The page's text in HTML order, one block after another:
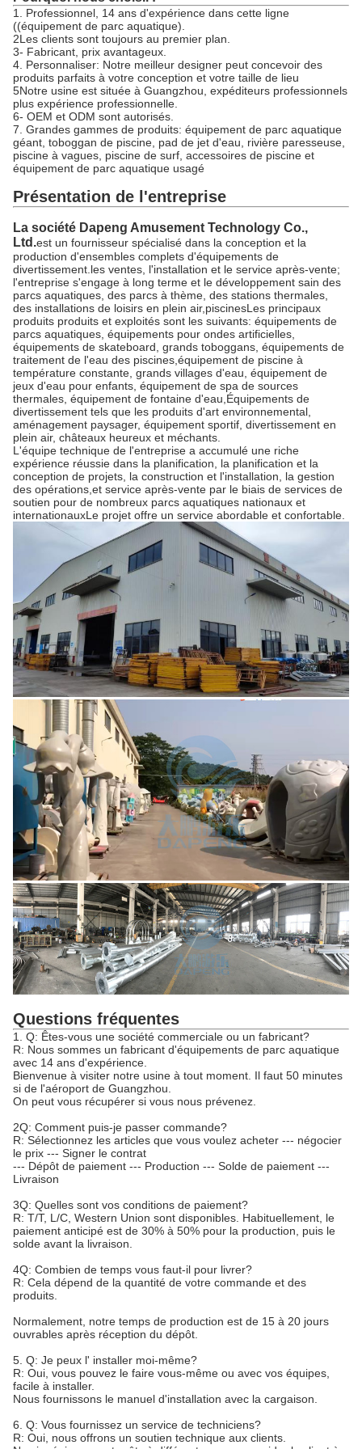
1. Professionnel, 14 ans d'expérience dans cette ligne
((équipement de parc aquatique).
2Les clients sont toujours au premier plan.
3- Fabricant, prix avantageux.
4. Personnaliser: Notre meilleur designer peut concevoir des
produits parfaits à votre conception et votre taille de lieu
5Notre usine est située à Guangzhou, expéditeurs professionnels
plus expérience professionnelle.
6- OEM et ODM sont autorisés.
7. Grandes gammes de produits: équipement de parc aquatique
géant, toboggan de piscine, pad de jet d'eau, rivière paresseuse,
piscine à vagues, piscine de surf, accessoires de piscine et
équipement de parc aquatique usagé
Présentation de l'entreprise
La société Dapeng Amusement Technology Co.,
Ltd.est un fournisseur spécialisé dans la conception et la
production d'ensembles complets d'équipements de
divertissement.les ventes, l'installation et le service après-vente;
l'entreprise s'engage à long terme et le développement sain des
parcs aquatiques, des parcs à thème, des stations thermales,
des installations de loisirs en plein air,piscinesLes principaux
produits produits et exploités sont les suivants: équipements de
parcs aquatiques, équipements pour ondes artificielles,
équipements de skateboard, grands toboggans, équipements de
traitement de l'eau des piscines,équipement de piscine à
température constante, grands villages d'eau, équipement de
jeux d'eau pour enfants, équipement de spa de sources
thermales, équipement de fontaine d'eau,Équipements de
divertissement tels que les produits d'art environnemental,
aménagement paysager, équipement sportif, divertissement en
plein air, châteaux heureux et méchants.
L'équipe technique de l'entreprise a accumulé une riche
expérience réussie dans la planification, la planification et la
conception de projets, la construction et l'installation, la gestion
des opérations,et service après-vente par le biais de services de
soutien pour de nombreux parcs aquatiques nationaux et
internationauxLe projet offre un service abordable et confortable.
Questions fréquentes
1. Q: Êtes-vous une société commerciale ou un fabricant?
R: Nous sommes un fabricant d'équipements de parc aquatique
avec 14 ans d'expérience.
Bienvenue à visiter notre usine à tout moment. Il faut 50 minutes
si de l'aéroport de Guangzhou.
On peut vous récupérer si vous nous prévenez.
2Q: Comment puis-je passer commande?
R: Sélectionnez les articles que vous voulez acheter --- négocier
le prix --- Signer le contrat
--- Dépôt de paiement --- Production --- Solde de paiement ---
Livraison
3Q: Quelles sont vos conditions de paiement?
R: T/T, L/C, Western Union sont disponibles. Habituellement, le
paiement anticipé est de 30% à 50% pour la production, puis le
solde avant la livraison.
4Q: Combien de temps vous faut-il pour livrer?
R: Cela dépend de la quantité de votre commande et des
produits.
Normalement, notre temps de production est de 15 à 20 jours
ouvrables après réception du dépôt.
5. Q: Je peux l' installer moi-même?
R: Oui, vous pouvez le faire vous-même ou avec vos équipes,
facile à installer.
Nous fournissons le manuel d'installation avec la cargaison.
6. Q: Vous fournissez un service de techniciens?
R: Oui, nous offrons un soutien technique aux clients.